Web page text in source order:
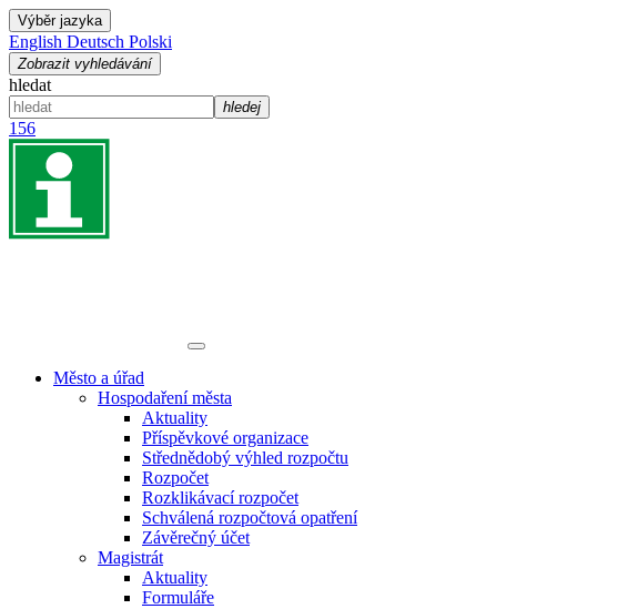
Výběr jazyka
English Deutsch Polski
Zobrazit vyhledávání
hledat
hledej
156
Město a úřad
Hospodaření města
Aktuality
Příspěvkové organizace
Střednědobý výhled rozpočtu
Rozpočet
Rozklikávací rozpočet
Schválená rozpočtová opatření
Závěrečný účet
Magistrát
Aktuality
Formuláře